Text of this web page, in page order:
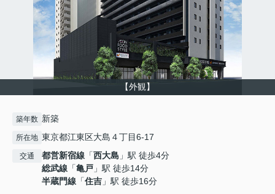
【外観】
築年数 新築
所在地 東京都江東区大島４丁目6-17
交通 都営新宿線 「西大島 」駅 徒歩4分
総武線 「亀戸 」駅 徒歩14分
半蔵門線 「住吉 」駅 徒歩16分